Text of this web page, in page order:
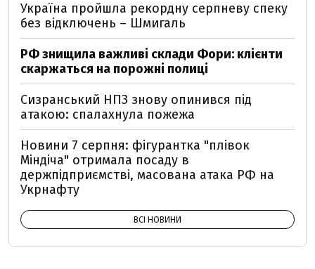
Україна пройшла рекордну серпневу спеку
без відключень – Шмигаль
РФ знищила важливі склади Фори: клієнти
скаржаться на порожні полиці
Сизранський НПЗ знову опинився під
атакою: спалахнула пожежа
Новини 7 серпня: фігурантка "плівок
Міндіча" отримала посаду в
держпідприємстві, масована атака РФ на
Укрнафту
ВСІ НОВИНИ